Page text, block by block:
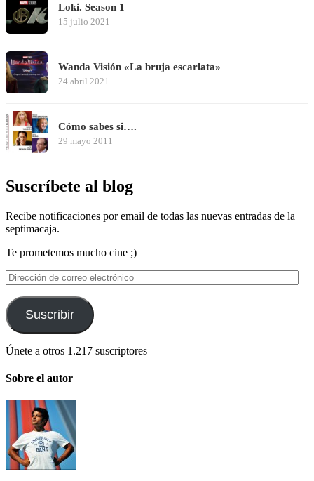
Loki. Season 1
15 julio 2021
Wanda Visión «La bruja escarlata»
24 abril 2021
Cómo sabes si….
29 mayo 2011
Suscríbete al blog
Recibe notificaciones por email de todas las nuevas entradas de la
septimacaja.
Te prometemos mucho cine ;)
Dirección
de
correo
electrónico
Suscribir
Únete a otros 1.217 suscriptores
Sobre el autor